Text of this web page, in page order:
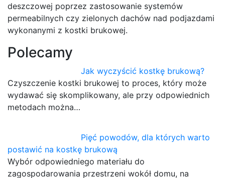
deszczowej poprzez zastosowanie systemów
permeabilnych czy zielonych dachów nad podjazdami
wykonanymi z kostki brukowej.
Polecamy
Jak wyczyścić kostkę brukową?
Czyszczenie kostki brukowej to proces, który może
wydawać się skomplikowany, ale przy odpowiednich
metodach można…
Pięć powodów, dla których warto
postawić na kostkę brukową
Wybór odpowiedniego materiału do
zagospodarowania przestrzeni wokół domu, na